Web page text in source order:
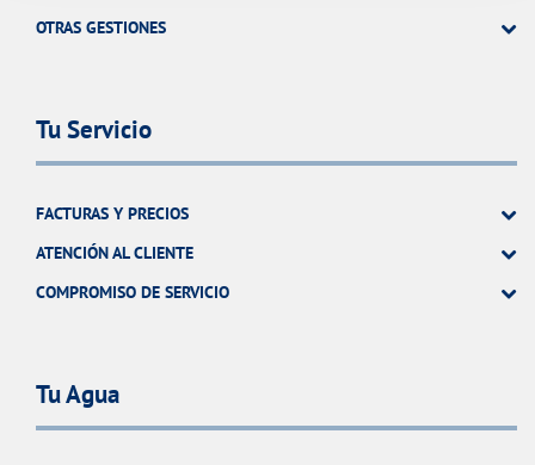
OTRAS GESTIONES
Tu Servicio
FACTURAS Y PRECIOS
ATENCIÓN AL CLIENTE
COMPROMISO DE SERVICIO
Tu Agua